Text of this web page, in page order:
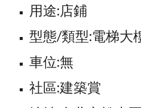
用途:店鋪
型態/類型:電梯大
車位:無
社區:建築賞